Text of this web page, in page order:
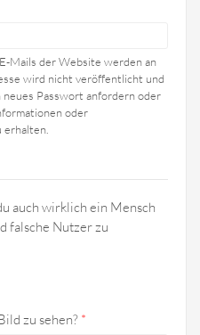
Mails der Website werden an
wird nicht veröffentlicht und
Passwort anfordern oder
oder
erhalten.
auch wirklich ein Mensch
falsche Nutzer zu
zu sehen? *